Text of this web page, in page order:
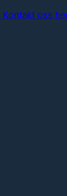
Kontakt oss